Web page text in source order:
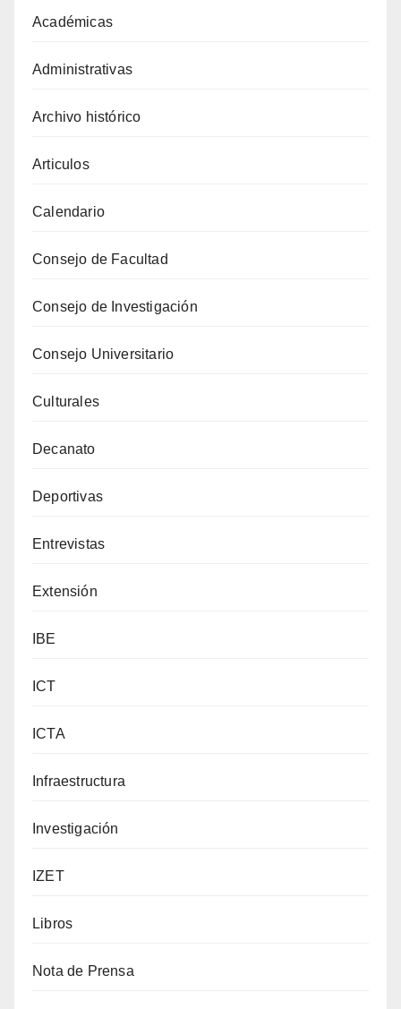
Académicas
Administrativas
Archivo histórico
Articulos
Calendario
Consejo de Facultad
Consejo de Investigación
Consejo Universitario
Culturales
Decanato
Deportivas
Entrevistas
Extensión
IBE
ICT
ICTA
Infraestructura
Investigación
IZET
Libros
Nota de Prensa